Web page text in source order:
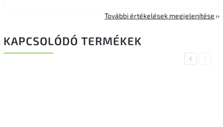
További értékelések megjelenítése
KAPCSOLÓDÓ TERMÉKEK
PreviousNext